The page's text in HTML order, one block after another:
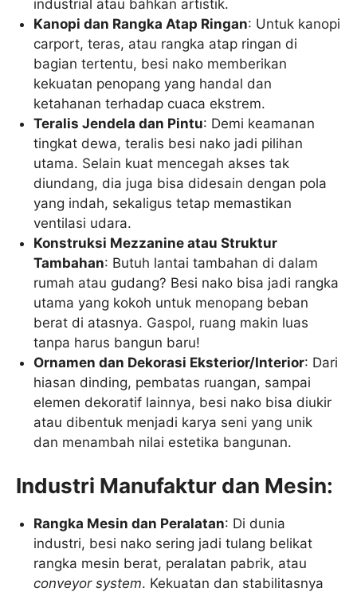
industrial atau bahkan artistik.
Kanopi dan Rangka Atap Ringan: Untuk kanopi
carport, teras, atau rangka atap ringan di
bagian tertentu, besi nako memberikan
kekuatan penopang yang handal dan
ketahanan terhadap cuaca ekstrem.
Teralis Jendela dan Pintu: Demi keamanan
tingkat dewa, teralis besi nako jadi pilihan
utama. Selain kuat mencegah akses tak
diundang, dia juga bisa didesain dengan pola
yang indah, sekaligus tetap memastikan
ventilasi udara.
Konstruksi Mezzanine atau Struktur
Tambahan: Butuh lantai tambahan di dalam
rumah atau gudang? Besi nako bisa jadi rangka
utama yang kokoh untuk menopang beban
berat di atasnya. Gaspol, ruang makin luas
tanpa harus bangun baru!
Ornamen dan Dekorasi Eksterior/Interior: Dari
hiasan dinding, pembatas ruangan, sampai
elemen dekoratif lainnya, besi nako bisa diukir
atau dibentuk menjadi karya seni yang unik
dan menambah nilai estetika bangunan.
Industri Manufaktur dan Mesin:
Rangka Mesin dan Peralatan: Di dunia
industri, besi nako sering jadi tulang belikat
rangka mesin berat, peralatan pabrik, atau
conveyor system. Kekuatan dan stabilitasnya